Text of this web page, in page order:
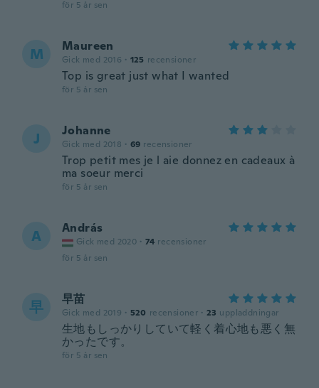
för 5 år sen
M Maureen
Gick med 2016 · 125 recensioner
Top is great just what I wanted
för 5 år sen
J Johanne
Gick med 2018 · 69 recensioner
Trop petit mes je l aie donnez en cadeaux à
ma soeur merci
för 5 år sen
A András
Gick med 2020 · 74 recensioner
för 5 år sen
早 早苗
Gick med 2019 · 520 recensioner · 23 uppladdningar
生地もしっかりしていて軽く着心地も悪く無
かったです。
för 5 år sen